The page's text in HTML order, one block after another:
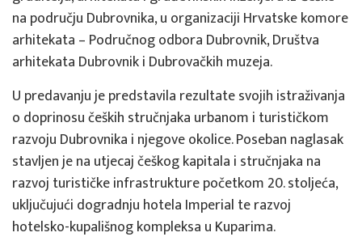
na području Dubrovnika, u organizaciji Hrvatske komore
arhitekata – Područnog odbora Dubrovnik, Društva
arhitekata Dubrovnik i Dubrovačkih muzeja.
U predavanju je predstavila rezultate svojih istraživanja
o doprinosu čeških stručnjaka urbanom i turističkom
razvoju Dubrovnika i njegove okolice. Poseban naglasak
stavljen je na utjecaj češkog kapitala i stručnjaka na
razvoj turističke infrastrukture početkom 20. stoljeća,
uključujući dogradnju hotela Imperial te razvoj
hotelsko-kupališnog kompleksa u Kuparima.